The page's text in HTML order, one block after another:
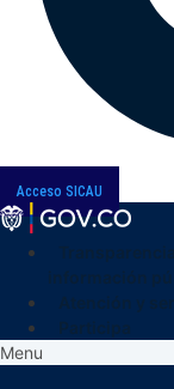
Acceso SICAU
Menu